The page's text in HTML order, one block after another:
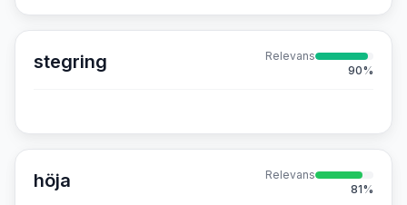
stegring
Relevans
90%
höja
Relevans
81%